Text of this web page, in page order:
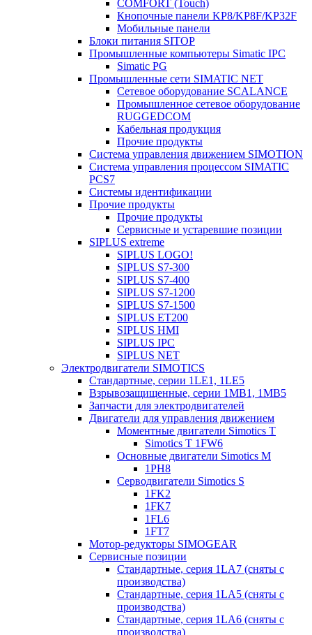
COMFORT (Touch)
Кнопочные панели KP8/KP8F/KP32F
Мобильные панели
Блоки питания SITOP
Промышленные компьютеры Simatic IPC
Simatic PG
Промышленные сети SIMATIC NET
Сетевое оборудование SCALANCE
Промышленное сетевое оборудование
RUGGEDCOM
Кабельная продукция
Прочие продукты
Система управления движением SIMOTION
Система управления процессом SIMATIC
PCS7
Системы идентификации
Прочие продукты
Прочие продукты
Сервисные и устаревшие позиции
SIPLUS extreme
SIPLUS LOGO!
SIPLUS S7-300
SIPLUS S7-400
SIPLUS S7-1200
SIPLUS S7-1500
SIPLUS ET200
SIPLUS HMI
SIPLUS IPC
SIPLUS NET
Электродвигатели SIMOTICS
Стандартные, серии 1LE1, 1LE5
Взрывозащищенные, серии 1MB1, 1MB5
Запчасти для электродвигателей
Двигатели для управления движением
Моментные двигатели Simotics T
Simotics T 1FW6
Основные двигатели Simotics M
1PH8
Серводвигатели Simotics S
1FK2
1FK7
1FL6
1FT7
Мотор-редукторы SIMOGEAR
Сервисные позиции
Стандартные, серия 1LA7 (сняты с
производства)
Стандартные, серия 1LA5 (сняты с
производства)
Стандартные, серия 1LA6 (сняты с
производства)